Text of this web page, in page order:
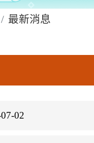
最新消息
02